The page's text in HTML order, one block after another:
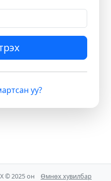
уу?
© 2025 он Өмнөх хувилбар